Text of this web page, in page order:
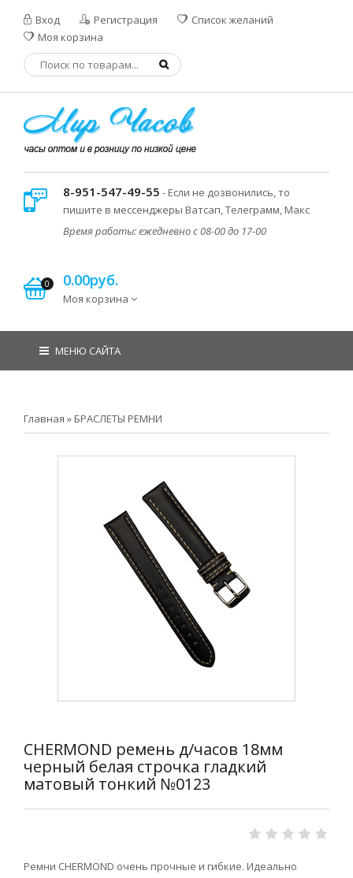
Вход Регистрация
Список желаний
Моя корзина
8-951-547-49-55 - Если не дозвонились, то
пишите в мессенджеры Ватсап, Телеграмм, Макс
Время работы: ежедневно с 08-00 до 17-00
0 0.00руб.
Моя корзина
МЕНЮ САЙТА
Главная » БРАСЛЕТЫ РЕМНИ
CHERMOND ремень д/часов 18мм
черный белая строчка гладкий
матовый тонкий №0123
Ремни CHERMOND очень прочные и гибкие. Идеально